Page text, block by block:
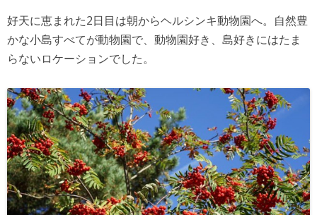
好天に恵まれた2日目は朝からヘルシンキ動物園へ。自然豊
かな小島すべてが動物園で、動物園好き、島好きにはたま
らないロケーションでした。